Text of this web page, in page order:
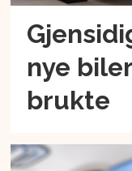
nye
brukte